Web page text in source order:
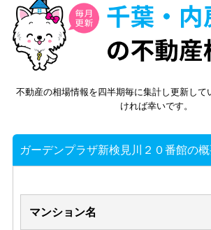
不動産の相場情報を四半期毎に集計し更新して
ければ幸いです。
ガーデンプラザ新検見川２０番館の
マンション名